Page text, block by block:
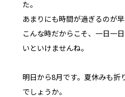
た。
あまりにも時間が過ぎるのが
こんな時だからこそ、一日一
いといけませんね。
明日から8月です。夏休みも折
でしょうか。